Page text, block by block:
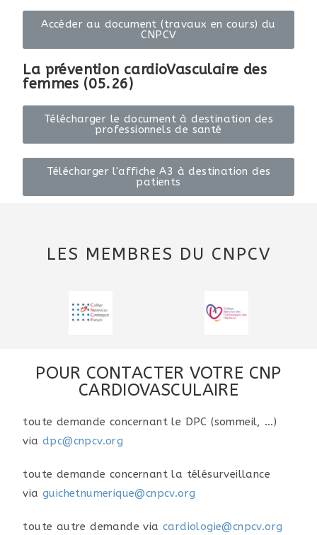
Accéder au document (travaux en cours) du
CNPCV
La prévention cardioVasculaire des
femmes (05.26)
Télécharger le document à destination des
professionnels de santé
Télécharger l'affiche A3 à destination des
patients
LES MEMBRES DU CNPCV
POUR CONTACTER VOTRE CNP
CARDIOVASCULAIRE
toute demande concernant le DPC (sommeil, …)
viadpc@cnpcv.org
toute demande concernant la télésurveillance
viaguichetnumerique@cnpcv.org
toute autre demande viacardiologie@cnpcv.org